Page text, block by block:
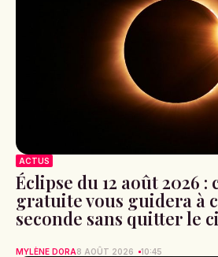
ACTUS
Éclipse du 12 août 2026 :
gratuite vous guidera à
seconde sans quitter le
MYLÈNE DORA8 AOÛT 2026 10:45